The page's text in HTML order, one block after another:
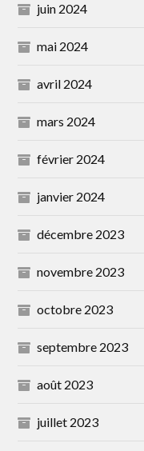
juin 2024
mai 2024
avril 2024
mars 2024
février 2024
janvier 2024
décembre 2023
novembre 2023
octobre 2023
septembre 2023
août 2023
juillet 2023